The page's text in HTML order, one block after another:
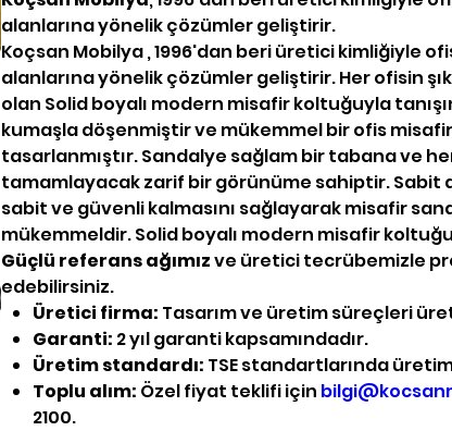
alanlarına yönelik çözümler geliştirir.
Koçsan Mobilya , 1996'dan beri üretici kimliğiyle
alanlarına yönelik çözümler geliştirir. Her ofisin
olan Solid boyalı modern misafir koltuğuyla
kumaşla döşenmiştir ve mükemmel bir ofis
tasarlanmıştır. Sandalye sağlam bir tabana ve
tamamlayacak zarif bir görünüme sahiptir. Sabit
sabit ve güvenli kalmasını sağlayarak misafir
mükemmeldir. Solid boyalı modern misafir
Güçlü referans ağımızve üretici tecrübemizle
edebilirsiniz.
Üretici firma: Tasarım ve üretim süreçleri
Garanti: 2 yıl garanti kapsamındadır.
Üretim standardı: TSE standartlarında
Toplu alım: Özel fiyat teklifi için
2100.